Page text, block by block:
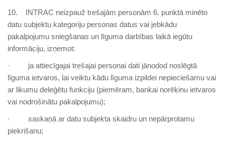
10. INTRAC neizpauž trešajām personām 6. punktā minēto
datu subjektu kategoriju personas datus vai jebkādu
pakalpojumu sniegšanas un līguma darbības laikā iegūtu
informāciju, izņemot:
· ja attiecīgajai trešajai personai dati jānodod noslēgtā
līguma ietvaros, lai veiktu kādu līguma izpildei nepieciešamu vai
ar likumu deleģētu funkciju (piemēram, bankai norēķinu ietvaros
vai nodrošinātu pakalpojumu);
· saskaņā ar datu subjekta skaidru un nepārprotamu
piekrišanu;